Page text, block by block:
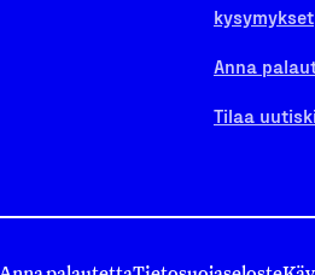
kysymykset
Anna
Tilaa